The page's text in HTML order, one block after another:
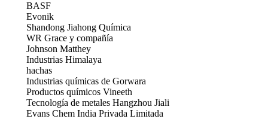
BASF
Evonik
Shandong Jiahong Química
WR Grace y compañía
Johnson Matthey
Industrias Himalaya
hachas
Industrias químicas de Gorwara
Productos químicos Vineeth
Tecnología de metales Hangzhou Jiali
Evans Chem India Privada Limitada